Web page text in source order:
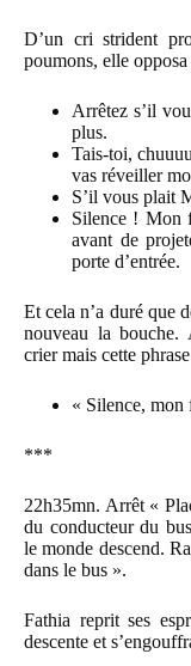
D’un cri strident
poumons, elle
Arrêtez s’il
plus.
Tais-toi,
vas réveiller
S’il vous plait
Silence ! Mon
avant de
porte d’entrée.
Et cela n’a duré que
nouveau la
crier mais cette
« Silence,
***
22h35mn. Arrêt «
du conducteur du
le monde descend.
dans le bus ».
Fathia reprit ses
descente et